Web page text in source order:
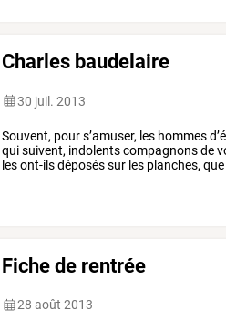
Charles baudelaire
30 juil. 2013
Souvent, pours’amuser, les hommes
quisuivent, indolentscompagnonsde
lesont-ilsdéposéssur les planches, que
Fiche de rentrée
28 août 2013